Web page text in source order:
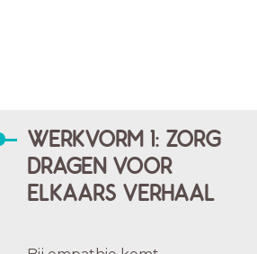
WERKVORM 1: ZORG
DRAGEN VOOR
ELKAARS VERHAAL